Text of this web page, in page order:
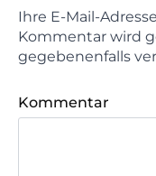
Ihre E-Mail-
Kommentar wird
gegebenenfalls
Kommentar